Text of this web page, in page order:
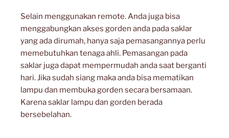
Selain menggunakan remote. Anda juga bisa
menggabungkan akses gorden anda pada saklar
yang ada dirumah, hanya saja pemasangannya perlu
memebutuhkan tenaga ahli. Pemasangan pada
saklar juga dapat mempermudah anda saat berganti
hari. Jika sudah siang maka anda bisa mematikan
lampu dan membuka gorden secara bersamaan.
Karena saklar lampu dan gorden berada
bersebelahan.